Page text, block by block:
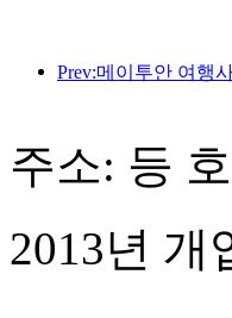
주소: 등
2013년 개